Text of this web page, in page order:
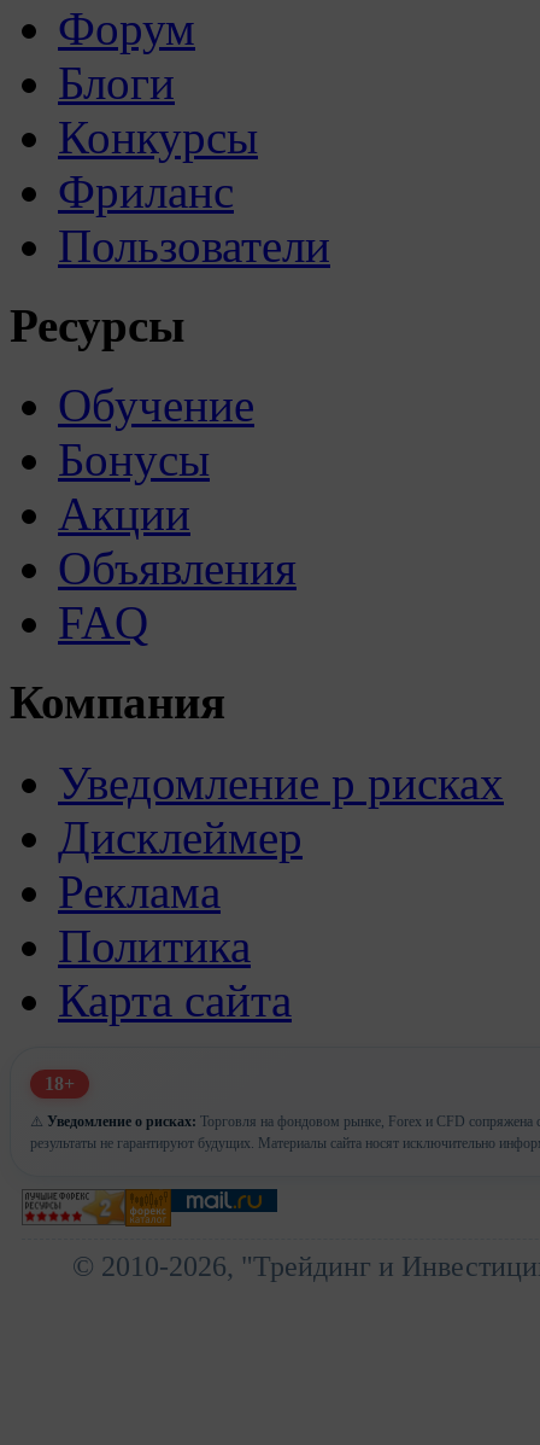
Форум
Блоги
Конкурсы
Фриланс
Пользователи
Ресурсы
Обучение
Бонусы
Акции
Объявления
FAQ
Компания
Уведомление р рисках
Дисклеймер
Реклама
Политика
Карта сайта
18+
⚠️ Уведомление о рисках: Торговля на фондовом рынке, Forex и CFD сопряжена
результаты не гарантируют будущих. Материалы сайта носят исключительно
© 2010-2026, "Трейдинг и